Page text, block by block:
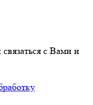
с Вами и